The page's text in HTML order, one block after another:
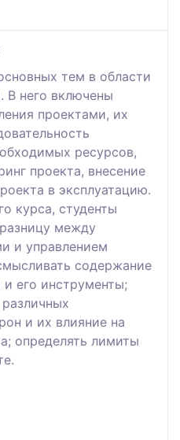
тем в области
В него включены
проектами, их
ресурсов,
проекта, внесение
в эксплуатацию.
курса, студенты
между
и управлением
содержание
его инструменты;
и их влияние на
определять лимиты